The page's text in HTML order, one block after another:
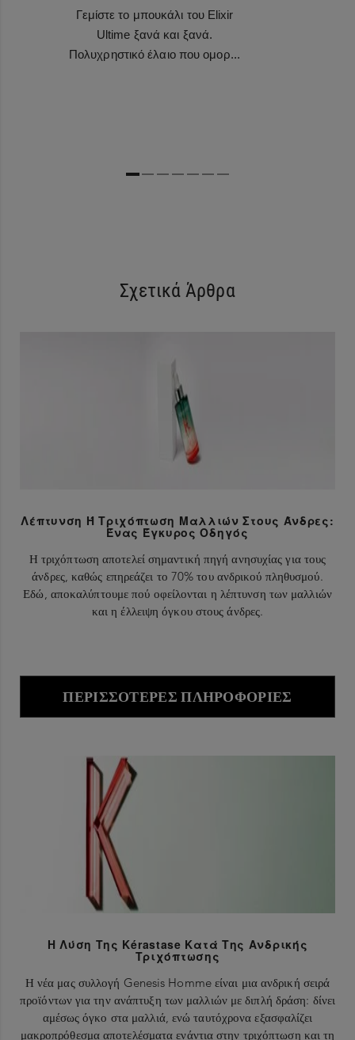
Γεμίστε το μπουκάλι του Elixir
Ultime ξανά και ξανά.
Πολυχρηστικό έλαιο που ομορ...
Σχετικά Άρθρα
Λέπτυνση Ή Τριχόπτωση Μαλλιών Στους Άνδρες:
Ένας Έγκυρος Οδηγός
Η τριχόπτωση αποτελεί σημαντική πηγή ανησυχίας για τους
άνδρες, καθώς επηρεάζει το 70% του ανδρικού πληθυσμού.
Εδώ, αποκαλύπτουμε πού οφείλονται η λέπτυνση των μαλλιών
και η έλλειψη όγκου στους άνδρες.
ΠΕΡΙΣΣΌΤΕΡΕΣ ΠΛΗΡΟΦΟΡΊΕΣ
Η Λύση Της Kérastase Κατά Της Ανδρικής
Τριχόπτωσης
Η νέα μας συλλογή Genesis Homme είναι μια ανδρική σειρά
προϊόντων για την ανάπτυξη των μαλλιών με διπλή δράση: δίνει
αμέσως όγκο στα μαλλιά, ενώ ταυτόχρονα εξασφαλίζει
μακροπρόθεσμα αποτελέσματα ενάντια στην τριχόπτωση και τη